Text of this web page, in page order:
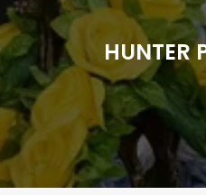
HUNTER